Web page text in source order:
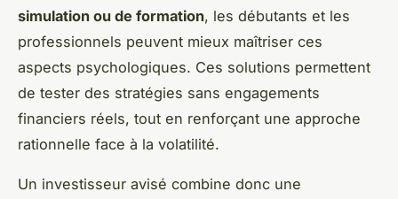
simulation ou de formation, les débutants et les
professionnels peuvent mieux maîtriser ces
aspects psychologiques. Ces solutions permettent
de tester des stratégies sans engagements
financiers réels, tout en renforçant une approche
rationnelle face à la volatilité.
Un investisseur avisé combine donc une